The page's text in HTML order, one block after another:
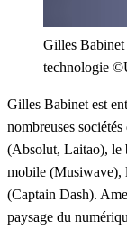
Gilles Babinet
technologie
Gilles Babinet est
nombreuses
(Absolut, Laitao), le
mobile (Musiwave),
(Captain Dash).
paysage du